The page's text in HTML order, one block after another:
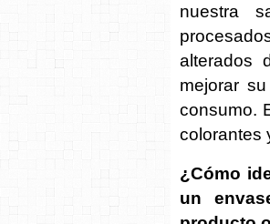
nuestra
alterados
mejorar
consumo.
colorantes
¿Cómo
un